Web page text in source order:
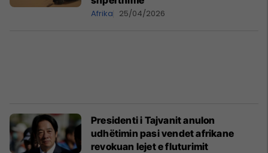
Afrika 25/04/2026
Presidenti i Tajvanit anulon
udhëtimin pasi vendet afrikane
revokuan lejet e fluturimit